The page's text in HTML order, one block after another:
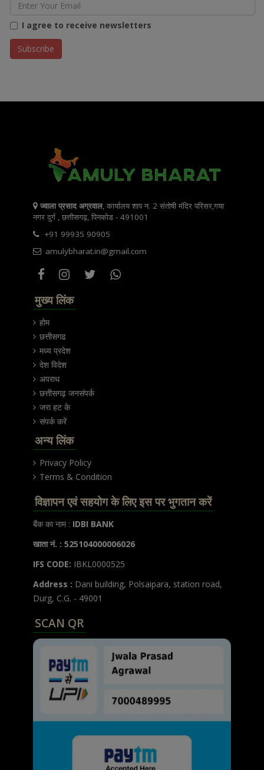
I agree to receive newsletters
ज्वाला प्रसाद अग्रवाल, कार्यालय शाप न. 2 संतोषी मंदिर परिसर,गया
नगर दुर्ग , छत्तीसगढ़, पिनकोड - 491001
+91 99935 90905
amulybharat.in@gmail.com
मुख्य लिंक
होम
छत्तीसगढ
मध्य प्रदेश
देश विदेश
अपराध
छत्तीसगढ़ जनसंपर्क
जरा हट के
संपर्क करें
अन्य लिंक
Privacy Policy
Terms & Condition
विज्ञापन एवं सहयोग के लिए इस पर भुगतान करें
बैंक का नाम : IDBI BANK
खाता नं. : 525104000006026
IFS CODE: IBKL0000525
Address : Dani building, Polsaipara, station road,
Durg, C.G. - 49001
SCAN QR